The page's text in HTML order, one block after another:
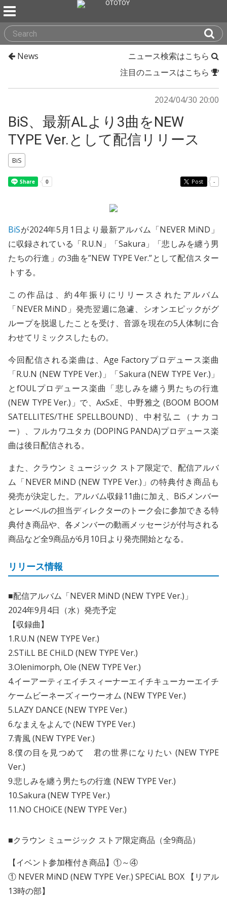
News
ニュース検索はこちら
注目のニュースはこちら
2024/04/30 20:00
BiS、最新ALより3曲をNEW
TYPE Ver.として配信リリース
BiS
Post -
BiSが2024年5月1日より最新アルバム「NEVER MiND」
に収録されている「R.U.N」「Sakura」「悲しみを纏う男
たちの行進」の3曲を”NEW TYPE Ver.”として配信スター
トする。
この作品は、約4年振りにリリースされたアルバム
「NEVER MiND」発売翌週に急遽、シオンエピックがグ
ループを脱退したことを受け、音源を現在の5人体制に合
わせてリミックスしたもの。
今回配信される楽曲は、Age Factoryプロデュース楽曲
「R.U.N (NEW TYPE Ver.)」「Sakura (NEW TYPE Ver.)」
とfOULプロデュース楽曲「悲しみを纏う男たちの行進
(NEW TYPE Ver.)」で、AxSxE、中野雅之 (BOOM BOOM
SATELLITES/THE SPELLBOUND)、中村弘ニ（ナカコ
ー）、フルカワユタカ (DOPING PANDA)プロデュース楽
曲は後日配信される。
また、クラウン ミュージック ストア限定で、配信アルバ
ム「NEVER MiND (NEW TYPE Ver.)」の特典付き商品も
発売が決定した。アルバム収録11曲に加え、BiSメンバー
とレーベルの担当ディレクターのトーク会に参加できる特
典付き商品や、各メンバーの動画メッセージが付与される
商品など全9商品が6月10日より発売開始となる。
リリース情報
■配信アルバム「NEVER MiND (NEW TYPE Ver.)」
2024年9月4日（水）発売予定
【収録曲】
1.R.U.N (NEW TYPE Ver.)
2.STiLL BE CHiLD (NEW TYPE Ver.)
3.Olenimorph, Ole (NEW TYPE Ver.)
4.イーアーティエイチスィーナーエイチキューカーエイチ
ケームビーネーズィーウーオム (NEW TYPE Ver.)
5.LAZY DANCE (NEW TYPE Ver.)
6.なまえをよんで (NEW TYPE Ver.)
7.青風 (NEW TYPE Ver.)
8.僕の目を見つめて 君の世界になりたい (NEW TYPE
Ver.)
9.悲しみを纏う男たちの行進 (NEW TYPE Ver.)
10.Sakura (NEW TYPE Ver.)
11.NO CHOiCE (NEW TYPE Ver.)
■クラウン ミュージック ストア限定商品（全9商品）
【イベント参加権付き商品】①～④
① NEVER MiND (NEW TYPE Ver.) SPECiAL BOX 【リアル
13時の部】